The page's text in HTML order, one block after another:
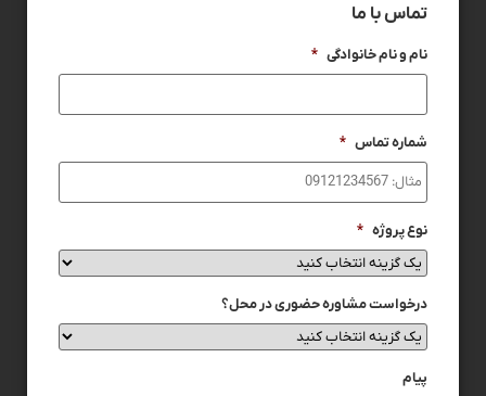
تماس با ما
نام و نام خانوادگی *
شماره تماس *
نوع پروژه *
درخواست مشاوره حضوری در محل؟
پیام